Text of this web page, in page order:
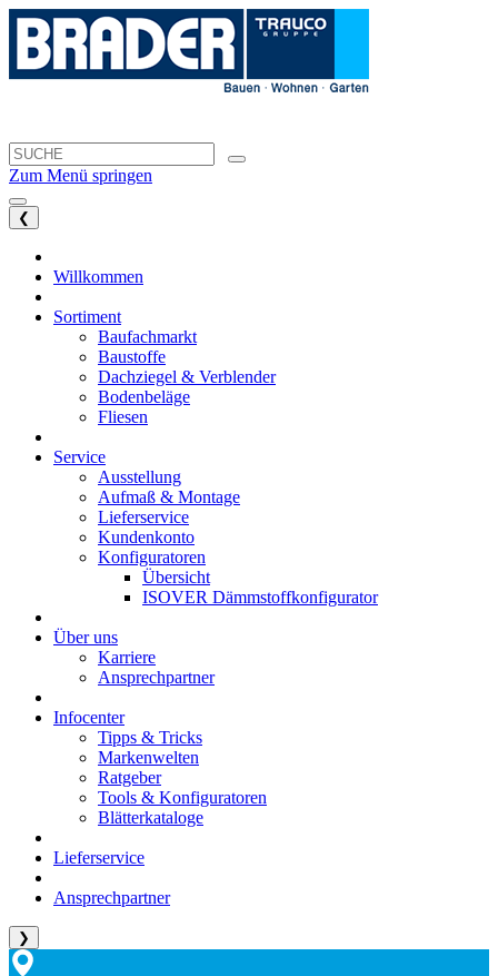
Zum Menü springen
❮
Willkommen
Sortiment
Baufachmarkt
Baustoffe
Dachziegel & Verblender
Bodenbeläge
Fliesen
Service
Ausstellung
Aufmaß & Montage
Lieferservice
Kundenkonto
Konfiguratoren
Übersicht
ISOVER Dämmstoffkonfigurator
Über uns
Karriere
Ansprechpartner
Infocenter
Tipps & Tricks
Markenwelten
Ratgeber
Tools & Konfiguratoren
Blätterkataloge
Lieferservice
Ansprechpartner
❯